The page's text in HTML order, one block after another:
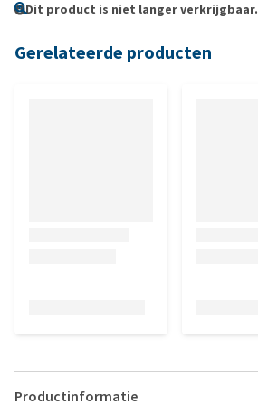
Dit product is niet langer verkrijgbaar.
Gerelateerde producten
Productinformatie